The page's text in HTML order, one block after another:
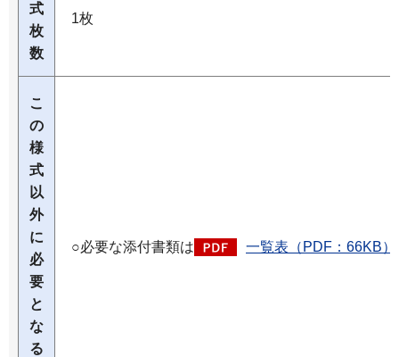
式
枚
数
1枚
こ
の
様
式
以
外
に
必
要
と
な
る
○必要な添付書類は 一覧表（PDF：66KB）